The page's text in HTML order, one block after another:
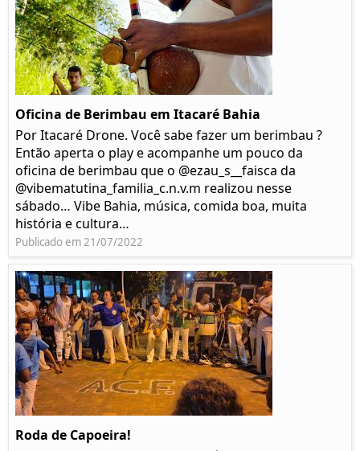
Oficina de Berimbau em Itacaré Bahia
Por Itacaré Drone. Você sabe fazer um berimbau ?
Então aperta o play e acompanhe um pouco da
oficina de berimbau que o @ezau_s__faisca da
@vibematutina_familia_c.n.v.m realizou nesse
sábado… Vibe Bahia, música, comida boa, muita
história e cultura…
Publicado em 21/07/2022
Roda de Capoeira!